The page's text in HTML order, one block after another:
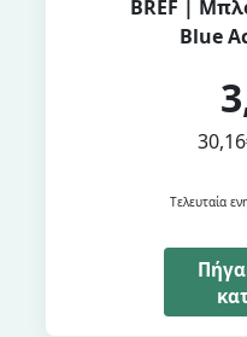
BREF |
Blue
Τελευταία